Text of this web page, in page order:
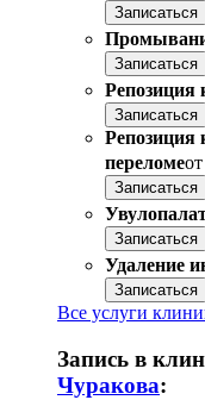
Записаться
Записаться
Репозиция
Записаться
Репозиция
переломеот
Записаться
Записаться
Удаление
Записаться
Все услуги
Запись в
Чуракова: